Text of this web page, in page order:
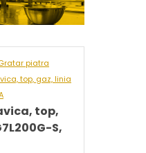
piatra
top, gaz, linia
top,
S,